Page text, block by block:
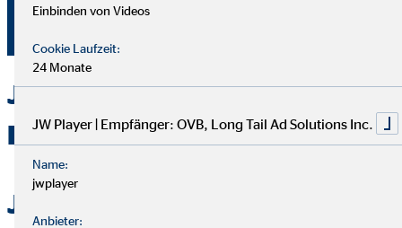
Unterstützung bekommst du von deinem Team und deiner
Jetzt bei OVB in Wittmund als
Berater durchstarten
Jetzt bewerben
Einbinden von Videos
Cookie Laufzeit:
24 Monate
JW Player | Empfänger: OVB, Long Tail Ad Solutions Inc.
Name:
jwplayer
Anbieter: